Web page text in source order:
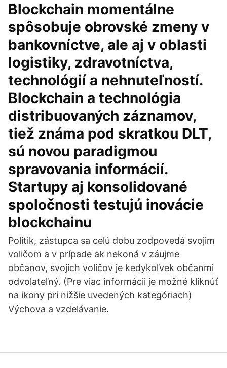
Blockchain momentálne
spôsobuje obrovské zmeny v
bankovníctve, ale aj v oblasti
logistiky, zdravotníctva,
technológií a nehnuteľností.
Blockchain a technológia
distribuovaných záznamov,
tiež známa pod skratkou DLT,
sú novou paradigmou
spravovania informácií.
Startupy aj konsolidované
spoločnosti testujú inovácie
blockchainu
Politik, zástupca sa celú dobu zodpovedá svojim
voličom a v prípade ak nekoná v záujme
občanov, svojich voličov je kedykoľvek občanmi
odvolateľný. (Pre viac informácii je možné kliknúť
na ikony pri nižšie uvedených kategóriach)
Výchova a vzdelávanie.